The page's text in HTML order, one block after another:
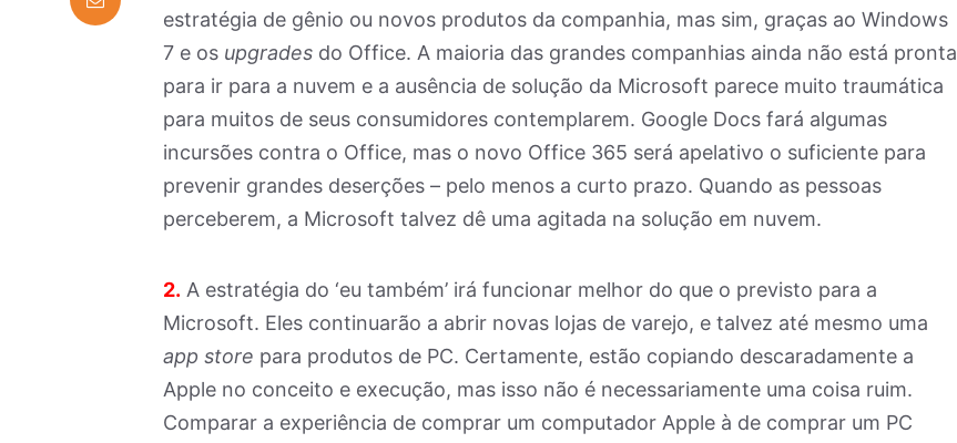
estratégia de gênio ou novos produtos da companhia, mas sim, graças ao Windows
7 e os upgrades do Office. A maioria das grandes companhias ainda não está pronta
para ir para a nuvem e a ausência de solução da Microsoft parece muito traumática
para muitos de seus consumidores contemplarem. Google Docs fará algumas
incursões contra o Office, mas o novo Office 365 será apelativo o suficiente para
prevenir grandes deserções – pelo menos a curto prazo. Quando as pessoas
perceberem, a Microsoft talvez dê uma agitada na solução em nuvem.
2. A estratégia do ‘eu também’ irá funcionar melhor do que o previsto para a
Microsoft. Eles continuarão a abrir novas lojas de varejo, e talvez até mesmo uma
app store para produtos de PC. Certamente, estão copiando descaradamente a
Apple no conceito e execução, mas isso não é necessariamente uma coisa ruim.
Comparar a experiência de comprar um computador Apple à de comprar um PC